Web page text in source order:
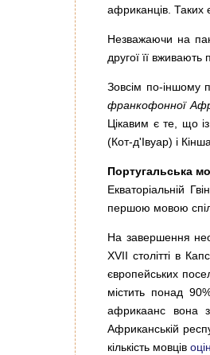
африканців. Таких
Незважаючи на
другої її вживають
Зовсім по-іншому
франкофонної
Цікавим є те, що
(Кот-д'Івуар) і
Португальська
Екваторіальній
першою мовою
На завершення
XVII столітті в
європейських
містить понад
африкаанс вона
Африканській
кількість мовців